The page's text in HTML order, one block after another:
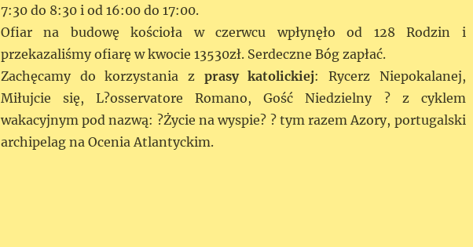
7:30 do 8:30 i od 16:00 do 17:00.
Ofiar na budowę kościoła w czerwcu wpłynęło od 128 Rodzin i
przekazaliśmy ofiarę w kwocie 13530zł. Serdeczne Bóg zapłać.
Zachęcamy do korzystania z prasy katolickiej: Rycerz Niepokalanej,
Miłujcie się, L?osservatore Romano, Gość Niedzielny ? z cyklem
wakacyjnym pod nazwą: ?Życie na wyspie? ? tym razem Azory, portugalski
archipelag na Ocenia Atlantyckim.